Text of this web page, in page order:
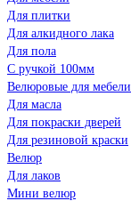
Для плитки
Для алкидного лака
Для пола
С ручкой 100мм
Велюровые для мебели
Для масла
Для покраски дверей
Для резиновой краски
Велюр
Для лаков
Мини велюр